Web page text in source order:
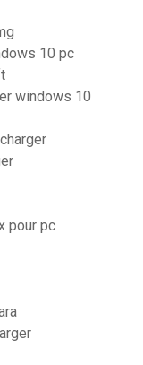
10 pc
windows 10
pour pc